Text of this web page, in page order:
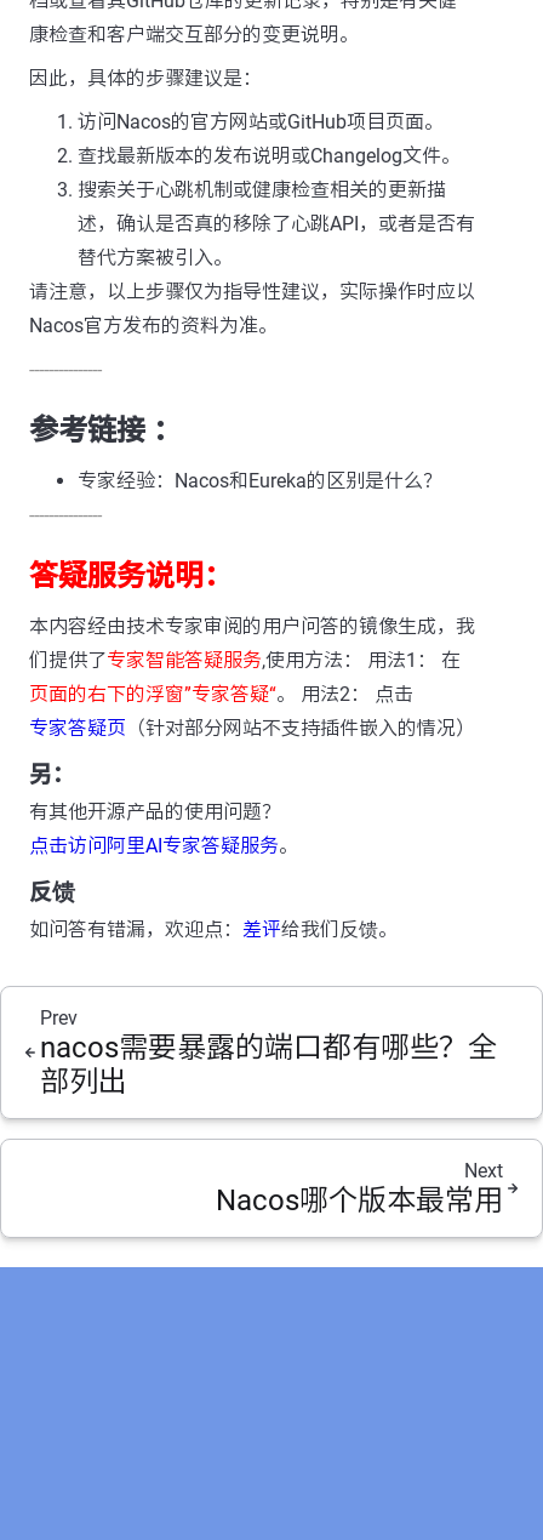
康检查和客户端交互部分的变更说明。
因此，具体的步骤建议是：
访问Nacos的官方网站或GitHub项目页面。
查找最新版本的发布说明或Changelog文件。
搜索关于心跳机制或健康检查相关的更新描
述，确认是否真的移除了心跳API，或者是否有
替代方案被引入。
请注意，以上步骤仅为指导性建议，实际操作时应以
Nacos官方发布的资料为准。
---------------
参考链接 ：
专家经验：Nacos和Eureka的区别是什么？
---------------
答疑服务说明：
本内容经由技术专家审阅的用户问答的镜像生成，我
们提供了专家智能答疑服务,使用方法： 用法1： 在
页面的右下的浮窗”专家答疑“。 用法2： 点击
专家答疑页 （针对部分网站不支持插件嵌入的情况）
另：
有其他开源产品的使用问题？
点击访问阿里AI专家答疑服务。
反馈
如问答有错漏，欢迎点： 差评给我们反馈。
Prev
nacos需要暴露的端口都有哪些？全
部列出
Next
Nacos哪个版本最常用